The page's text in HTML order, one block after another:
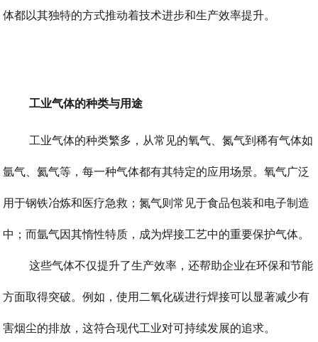
联系我们
体都以其独特的方式推动着技术进步和生产效率提升。
工业气体的种类与用途
工业气体的种类繁多，从常见的氧气、氮气到稀有气体如
氩气、氦气等，每一种气体都有其特定的应用场景。氧气广泛
用于钢铁冶炼和医疗急救；氮气则常见于食品包装和电子制造
中；而氩气因其惰性特质，成为焊接工艺中的重要保护气体。
这些气体不仅提升了生产效率，还帮助企业在环保和节能
方面取得突破。例如，使用二氧化碳进行焊接可以显著减少有
害烟尘的排放，这符合现代工业对可持续发展的追求。